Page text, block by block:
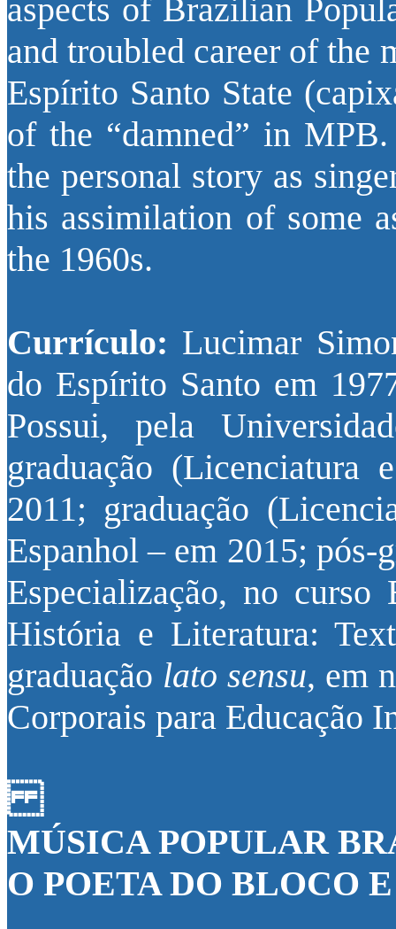
aspects of Brazilian
and troubled career of the
Espírito Santo State
of the “damned” in
the personal story as
his assimilation of some
the 1960s.
Currículo: Lucimar
do Espírito Santo em
Possui, pela
graduação (Licenciatura
2011; graduação
Espanhol – em 2015; pós-
Especialização, no
História e Literatura:
graduação lato sensu, em
Corporais para Educação
MÚSICA POPULAR
O POETA DO BLOCO